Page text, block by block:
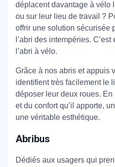
déplacent davantage à vélo
ou sur leur lieu de travail ?
offrir une solution sécurisée
l’abri des intempéries.
l’abri à vélo.
Grâce à nos abris et appuis
identifient très facilement le
déposer leur deux roues.
et du confort qu’il apporte,
une véritable esthétique.
Abribus
Dédiés aux usagers qui